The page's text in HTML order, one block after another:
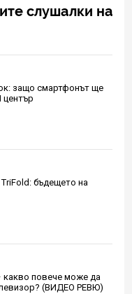
слушалки на
защо смартфонът ще
център
бъдещето на
какво повече може да
(ВИДЕО РЕВЮ)